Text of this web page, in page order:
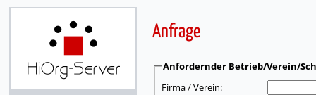
Anfrage
Anfordernder Betrieb/Verein/
Firma / Verein: